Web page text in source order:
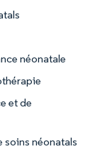
néonatale
et de
soins néonatals